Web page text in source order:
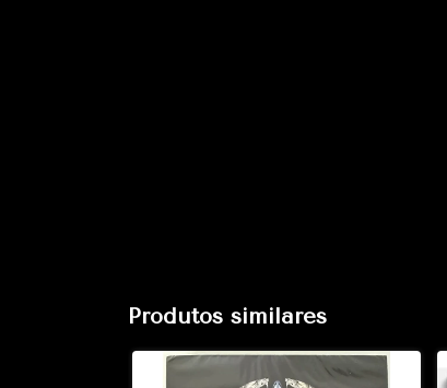
Produtos similares